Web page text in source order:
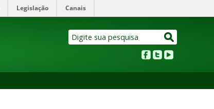
Legislação Canais